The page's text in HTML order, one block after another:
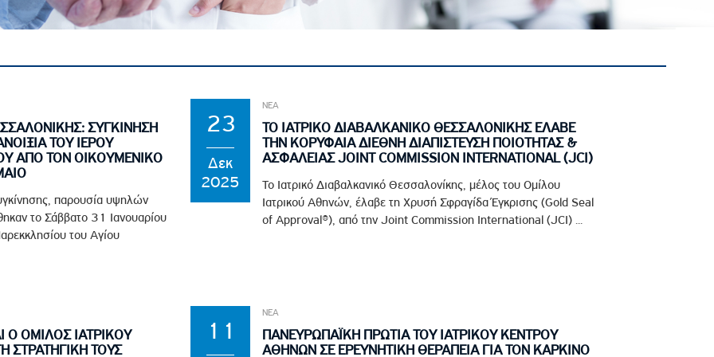
Στελεχών και Συνεργατών
Ελέγχου
Κανονισμός Λειτουργίας
2023
2024
ΣΥΓΚΙΝΗΣΗ
ΤΟΥ ΙΕΡΟΥ
ΑΠΟ ΤΟΝ ΟΙΚΟΥΜΕΝΙΚΟ
παρουσία υψηλών
το Σάββατο 31 Ιανουαρίου
του Αγίου
23
Δεκ
2025
ΝΕΑ
ΤΟ ΙΑΤΡΙΚΟ ΔΙΑΒΑΛΚΑΝΙΚΟ ΘΕΣΣΑΛΟΝΙΚΗΣ ΕΛΑΒΕ
ΤΗΝ ΚΟΡΥΦΑΙΑ ΔΙΕΘΝΗ ΔΙΑΠΙΣΤΕΥΣΗ ΠΟΙΟΤΗΤΑΣ &
ΑΣΦΑΛΕΙΑΣ JOINT COMMISSION INTERNATIONAL (JCI)
Το Ιατρικό Διαβαλκανικό Θεσσαλονίκης, μέλος του Ομίλου
Ιατρικού Αθηνών, έλαβε τη Χρυσή Σφραγίδα Έγκρισης (Gold Seal
of Approval®), από την Joint Commission International (JCI) ...
Ο ΟΜΙΛΟΣ ΙΑΤΡΙΚΟΥ
ΤΟΥΣ
11
ΝΕΑ
ΠΑΝΕΥΡΩΠΑΪΚΗ ΠΡΩΤΙΑ ΤΟΥ ΙΑΤΡΙΚΟΥ ΚΕΝΤΡΟΥ
ΑΘΗΝΩΝ ΣΕ ΕΡΕΥΝΗΤΙΚΗ ΘΕΡΑΠΕΙΑ ΓΙΑ ΤΟΝ ΚΑΡΚΙΝΟ